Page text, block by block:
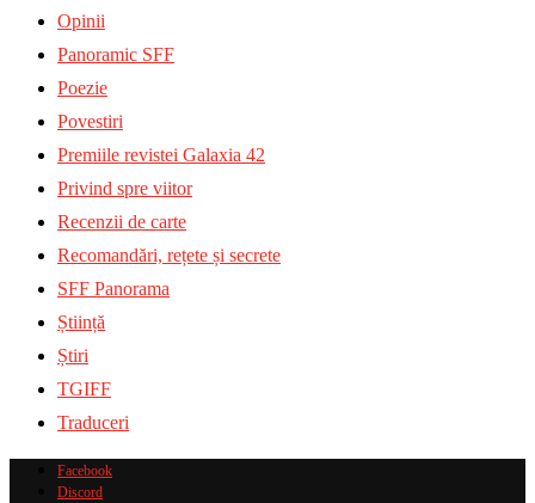
Opinii
Panoramic SFF
Poezie
Povestiri
Premiile revistei Galaxia 42
Privind spre viitor
Recenzii de carte
Recomandări, rețete și secrete
SFF Panorama
Știință
Știri
TGIFF
Traduceri
Facebook
Discord